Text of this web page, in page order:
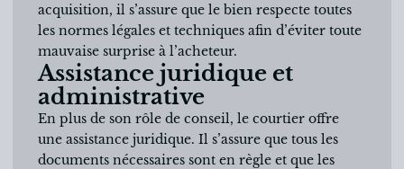
acquisition, il s’assure que le bien respecte toutes
les normes légales et techniques afin d’éviter toute
mauvaise surprise à l’acheteur.
Assistance juridique et
administrative
En plus de son rôle de conseil, le courtier offre
une assistance juridique. Il s’assure que tous les
documents nécessaires sont en règle et que les